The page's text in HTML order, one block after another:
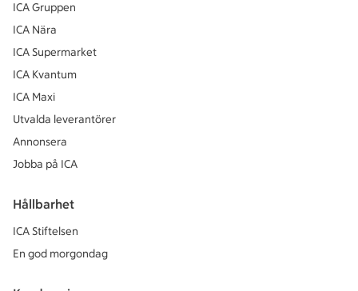
ICA Gruppen
ICA Nära
ICA Supermarket
ICA Kvantum
ICA Maxi
Utvalda leverantörer
Annonsera
Jobba på ICA
Hållbarhet
ICA Stiftelsen
En god morgondag